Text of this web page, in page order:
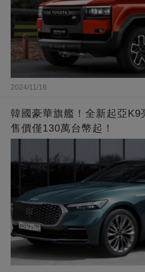
2024/11/18
韓國豪華旗艦！全新起亞K9
售價僅130萬台幣起！